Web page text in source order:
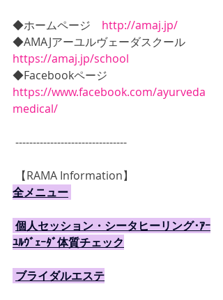
◆ホームページ http://amaj.jp/
◆AMAJアーユルヴェーダスクール
https://amaj.jp/school
◆Facebookページ
https://www.facebook.com/ayurveda
medical/
--------------------------------
【RAMA Information】
全メニュー
個人セッション・シータヒーリング･ｱｰ
ﾕﾙｳﾞｪｰﾀﾞ体質チェック
ブライダルエステ